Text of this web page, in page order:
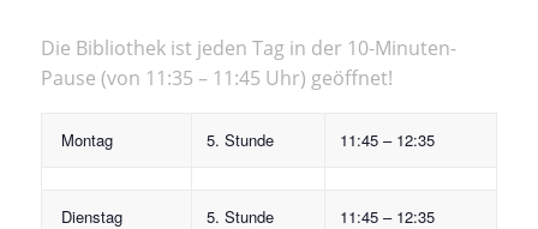
Die Bibliothek ist jeden Tag in der 10-Minuten-
Pause (von 11:35 – 11:45 Uhr) geöffnet!
Montag 5. Stunde 11:45 – 12:35
Dienstag 5. Stunde 11:45 – 12:35